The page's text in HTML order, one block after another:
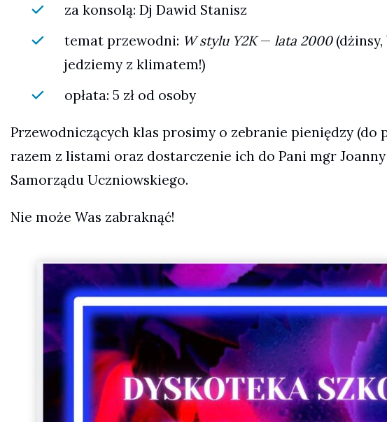
za konsolą: Dj Dawid Stanisz
temat przewodni: W stylu Y2K— lata 2000(dżinsy,
jedziemy z klimatem!)
opłata: 5 zł od osoby
Przewodniczących klas prosimy o zebranie pieniędzy (do
razem z listami oraz dostarczenie ich do Pani mgr
Samorządu Uczniowskiego.
Nie może Was zabraknąć!